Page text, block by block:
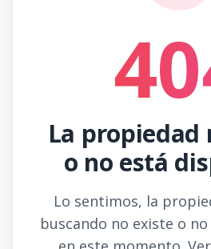
La propiedad
o no está
Lo sentimos, la
buscando no existe o